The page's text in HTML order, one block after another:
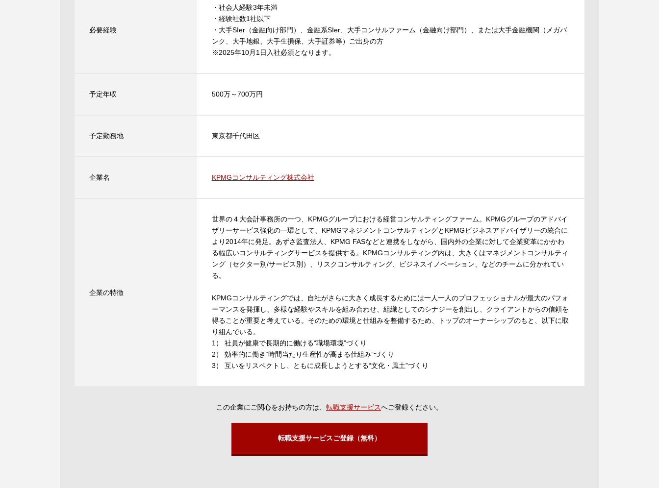
必要経験
・社会人経験3年未満
・経験社数1社以下
・大手SIer（金融向け部門）、金融系SIer、大手コンサルファーム（金融向け部門）、または大手金融機関（メガバ
ンク、大手地銀、大手生損保、大手証券等）ご出身の方
※2025年10月1日入社必須となります。
予定年収 500万～700万円
予定勤務地 東京都千代田区
企業名 KPMGコンサルティング株式会社
企業の特徴
世界の４大会計事務所の一つ、KPMGグループにおける経営コンサルティングファーム。KPMGグループのアドバイ
ザリーサービス強化の一環として、KPMGマネジメントコンサルティングとKPMGビジネスアドバイザリーの統合に
より2014年に発足。あずさ監査法人、KPMG FASなどと連携をしながら、国内外の企業に対して企業変革にかかわ
る幅広いコンサルティングサービスを提供する。KPMGコンサルティング内は、大きくはマネジメントコンサルティ
ング（セクター別/サービス別）、リスクコンサルティング、ビジネスイノベーション、などのチームに分かれてい
る。
KPMGコンサルティングでは、自社がさらに大きく成長するためには一人一人のプロフェッショナルが最大のパフォ
ーマンスを発揮し、多様な経験やスキルを組み合わせ、組織としてのシナジーを創出し、クライアントからの信頼を
得ることが重要と考えている。そのための環境と仕組みを整備するため、トップのオーナーシップのもと、以下に取
り組んでいる。
1） 社員が健康で長期的に働ける“職場環境”づくり
2） 効率的に働き“時間当たり生産性が高まる仕組み”づくり
3） 互いをリスペクトし、ともに成長しようとする“文化・風土”づくり
この企業にご関心をお持ちの方は、 転職支援サービスへご登録ください。
転職支援サービスご登録（無料）